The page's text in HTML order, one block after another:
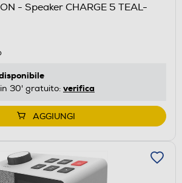
- Speaker CHARGE 5 TEAL-
30' gratuito: verifica
AGGIUNGI